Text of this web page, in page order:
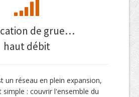
de grue…
haut débit
un réseau en plein expansion,
: couvrir l'ensemble du